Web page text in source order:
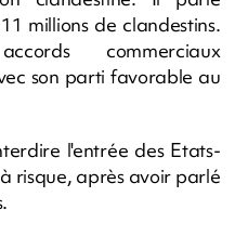
millions de clandestins.
commerciaux
son parti favorable au
l'entrée des Etats-
risque, après avoir parlé